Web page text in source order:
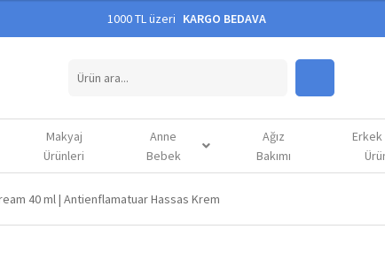
1000 TL üzeri KARGO BEDAVA
Makyaj
Ürünleri
Anne
Bebek
Ağız
Bakımı
Erkek
40 ml | Antienflamatuar Hassas Krem